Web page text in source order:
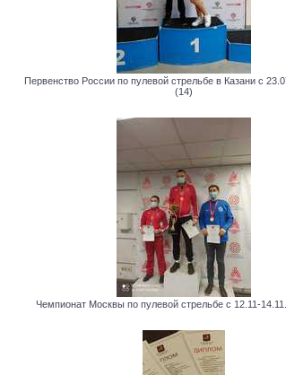
Первенство России по пулевой стрельбе в Казани с
(14)
Чемпионат Москвы по пулевой стрельбе с 12.11-